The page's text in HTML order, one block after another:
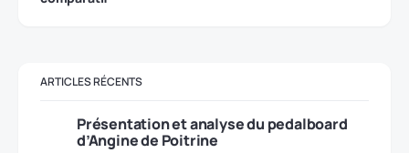
ARTICLES RÉCENTS
Présentation et analyse du pedalboard
d’Angine de Poitrine